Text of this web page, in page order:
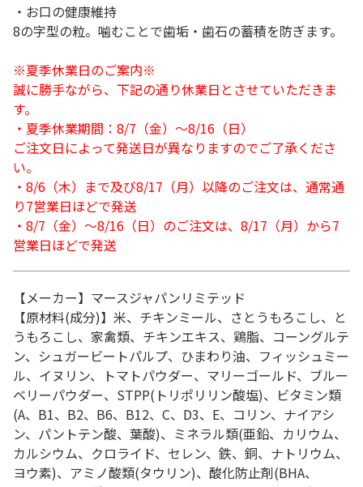
・お口の健康維持
8の字型の粒。噛むことで歯垢・歯石の蓄積を防ぎます。
※夏季休業日のご案内※
誠に勝手ながら、下記の通り休業日とさせていただきま
す。
・夏季休業期間：8/7（金）～8/16（日）
ご注文日によって発送日が異なりますのでご了承くださ
い。
・8/6（木）まで及び8/17（月）以降のご注文は、通常通
り7営業日ほどで発送
・8/7（金）～8/16（日）のご注文は、8/17（月）から7
営業日ほどで発送
【メーカー】マースジャパンリミテッド
【原材料(成分)】米、チキンミール、さとうもろこし、と
うもろこし、家禽類、チキンエキス、鶏脂、コーングルテ
ン、シュガービートパルプ、ひまわり油、フィッシュミー
ル、イヌリン、トマトパウダー、マリーゴールド、ブルー
ベリーパウダー、STPP(トリポリリン酸塩)、ビタミン類
(A、B1、B2、B6、B12、C、D3、E、コリン、ナイアシ
ン、パントテン酸、葉酸)、ミネラル類(亜鉛、カリウム、
カルシウム、クロライド、セレン、鉄、銅、ナトリウム、
ヨウ素)、アミノ酸類(タウリン)、酸化防止剤(BHA、